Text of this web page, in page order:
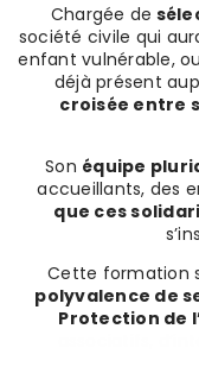
Chargée de
société civile qui
enfant vulnérable,
déjà présent
croisée entre
Son équipe
accueillants, des
que ces
Cette formation
polyvalence de
Protection de